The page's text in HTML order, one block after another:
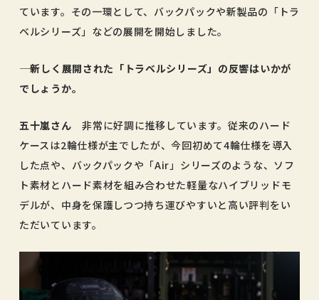
ています。その一環として、バックパックや新製品の「トラ
ベルシリーズ」などの展開を開始しました。
―― 新しく展開された「トラベルシリーズ」の反響はいかが
でしょうか。
五十嵐さん非常に好調に推移しています。従来のハード
ケースは2輪仕様が主でしたが、今回初めて4輪仕様を導入
した点や、バックパックや「Air」シリーズのような、ソフ
ト素材とハード素材を組み合わせた軽量なハイブリッドモ
デルが、中身を保護しつつ持ち運びやすいと高い評判をい
ただいています。